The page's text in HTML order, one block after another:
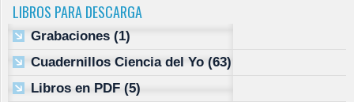
LIBROS PARA DESCARGA
Grabaciones (1)
Cuadernillos Ciencia del Yo (63)
Libros en PDF (5)